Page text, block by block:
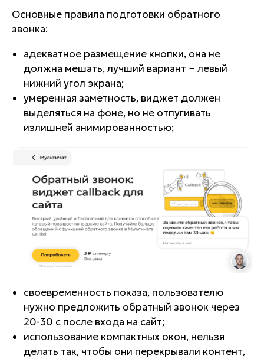
Основные правила подготовки обратного
звонка:
адекватное размещение кнопки, она не
должна мешать, лучший вариант − левый
нижний угол экрана;
умеренная заметность, виджет должен
выделяться на фоне, но не отпугивать
излишней анимированностью;
своевременность показа, пользователю
нужно предложить обратный звонок через
20-30 с после входа на сайт;
использование компактных окон, нельзя
делать так, чтобы они перекрывали контент,